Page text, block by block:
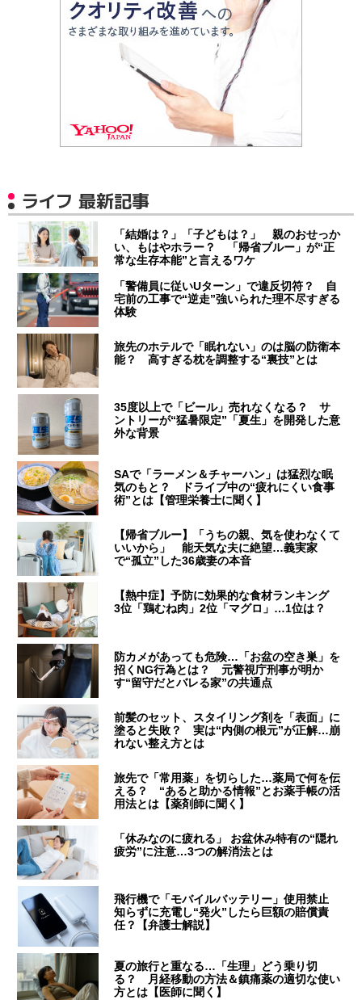
ライフ 最新記事
「結婚は？」「子どもは？」 親のおせっか
い、もはやホラー？ 「帰省ブルー」が“正
常な生存本能”と言えるワケ
「警備員に従いUターン」で違反切符？ 自
宅前の工事で“逆走”強いられた理不尽すぎる
体験
旅先のホテルで「眠れない」のは脳の防衛本
能？ 高すぎる枕を調整する“裏技”とは
35度以上で「ビール」売れなくなる？ サ
ントリーが“猛暑限定”「夏生」を開発した意
外な背景
SAで「ラーメン＆チャーハン」は猛烈な眠
気のもと？ ドライブ中の“疲れにくい食事
術”とは【管理栄養士に聞く】
【帰省ブルー】「うちの親、気を使わなくて
いいから」 能天気な夫に絶望…義実家
で“孤立”した36歳妻の本音
【熱中症】予防に効果的な食材ランキング
3位「鶏むね肉」2位「マグロ」…1位は？
防カメがあっても危険…「お盆の空き巣」を
招くNG行為とは？ 元警視庁刑事が明か
す“留守だとバレる家”の共通点
前髪のセット、スタイリング剤を「表面」に
塗ると失敗？ 実は“内側の根元”が正解…崩
れない整え方とは
旅先で「常用薬」を切らした…薬局で何を伝
える？ “あると助かる情報”とお薬手帳の活
用法とは【薬剤師に聞く】
「休みなのに疲れる」 お盆休み特有の“隠れ
疲労”に注意…3つの解消法とは
飛行機で「モバイルバッテリー」使用禁止
知らずに充電し“発火”したら巨額の賠償責
任？【弁護士解説】
夏の旅行と重なる…「生理」どう乗り切
る？ 月経移動の方法＆鎮痛薬の適切な使い
方とは【医師に聞く】